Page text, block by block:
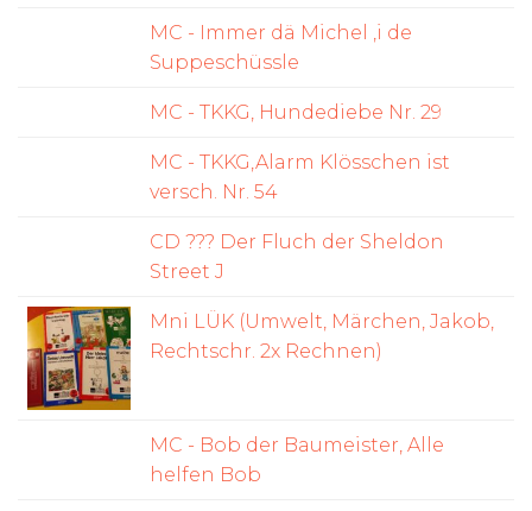
MC - Immer dä Michel ,i de
Suppeschüssle
MC - TKKG, Hundediebe Nr. 29
MC - TKKG,Alarm Klösschen ist
versch. Nr. 54
CD ??? Der Fluch der Sheldon
Street J
Mni LÜK (Umwelt, Märchen, Jakob,
Rechtschr. 2x Rechnen)
MC - Bob der Baumeister, Alle
helfen Bob